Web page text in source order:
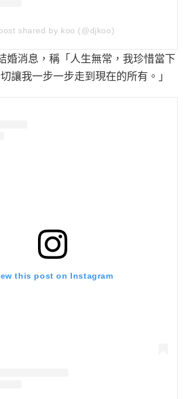
shared by koo (@djkoo)
婚消息，稱「人生無常，我珍惜當下
讓我一步一步走到現在的所有。」
this post on Instagram